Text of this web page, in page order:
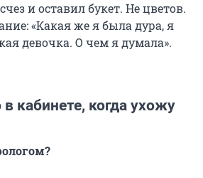
и оставил букет. Не цветов.
«Какая же я была дура, я
девочка. О чем я думала».
кабинете, когда ухожу